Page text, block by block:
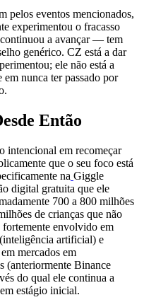
pelos eventos mencionados,
experimentou o fracasso
a avançar — tem
genérico. CZ está a dar
ele não está a
nunca ter passado por
Então
intencional em recomeçar
que o seu foco está
na Giggle
digital gratuita que ele
700 a 800 milhões
de crianças que não
fortemente envolvido em
artificial) e
mercados em
(anteriormente Binance
do qual ele continua a
estágio inicial.